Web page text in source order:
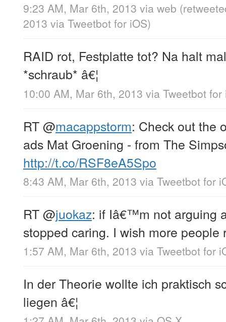
9:23 AM, Mar 6th, 2013 via web
2013 via Tweetbot for iOS)
RAID rot, Festplatte tot? Na halt
*schraub* â€¦
10:00 AM, Mar 6th, 2013 via Tweetbot for
RT@macappstorm: Check out the
ads Mat Groening - from The
http://t.co/RSF8eA5Spo
8:43 AM, Mar 6th, 2013 via Tweetbot for
RT@juokaz: if Iâ€™m not arguing
stopped caring. I wish more people
1:57 AM, Mar 6th, 2013 via Tweetbot for
In der Theorie wollte ich praktisch
liegen â€¦